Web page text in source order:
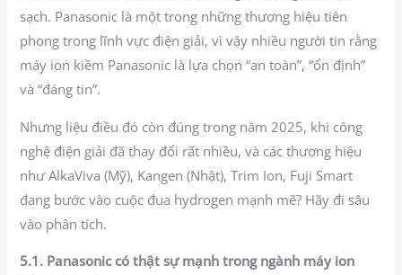
sạch. Panasonic là một trong những thương hiệu tiên
phong trong lĩnh vực điện giải, vì vậy nhiều người tin rằng
máy ion kiềm Panasonic là lựa chọn “an toàn”, “ổn định”
và “đáng tin”.
Nhưng liệu điều đó còn đúng trong năm 2025, khi công
nghệ điện giải đã thay đổi rất nhiều, và các thương hiệu
như AlkaViva (Mỹ), Kangen (Nhật), Trim Ion, Fuji Smart
đang bước vào cuộc đua hydrogen mạnh mẽ? Hãy đi sâu
vào phân tích.
5.1. Panasonic có thật sự mạnh trong ngành máy ion